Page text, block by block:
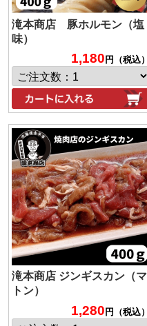
滝本商店 豚ホルモン（塩
味）
1,180 円（税込）
滝本商店 ジンギスカン（マ
トン）
1,280 円（税込）